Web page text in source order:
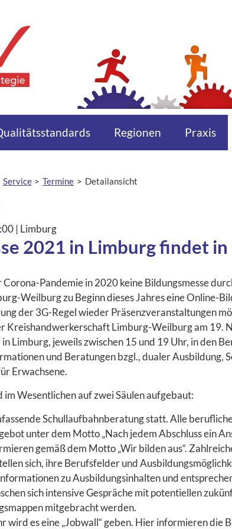
Regionen Praxis
Service Termine aktuelle Seite:
Detailansicht
| Ort:
Limburg
2021 in Limburg findet
Pandemie in 2020 keine Bildungsmesse
Weilburg zu Beginn dieses Jahres eine Online-
der 3G-Regel wieder Präsenzveranstaltungen
Kreishandwerkerschaft Limburg-Weilburg am 19.
Limburg, jeweils zwischen 15 und 19 Uhr, in den
und Beratungen bzgl., dualer Ausbildung,
Erwachsene.
im Wesentlichen auf zwei Säulen aufgebaut:
Schullaufbahnberatung statt. Alle
unter dem Motto „Nach jedem Abschluss ein
gemäß dem Motto „Wir bilden aus“.
sich, ihre Berufsfelder und
zu Ausbildungsinhalten und
sich intensive Gespräche mit potentiellen
mitgebracht werden.
wird es eine „Jobwall“ geben. Hier informieren die